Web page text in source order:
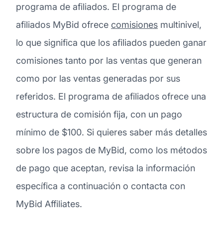
programa de afiliados. El programa de
afiliados MyBid ofrece comisiones multinivel,
lo que significa que los afiliados pueden ganar
comisiones tanto por las ventas que generan
como por las ventas generadas por sus
referidos. El programa de afiliados ofrece una
estructura de comisión fija, con un pago
mínimo de $100. Si quieres saber más detalles
sobre los pagos de MyBid, como los métodos
de pago que aceptan, revisa la información
específica a continuación o contacta con
MyBid Affiliates.